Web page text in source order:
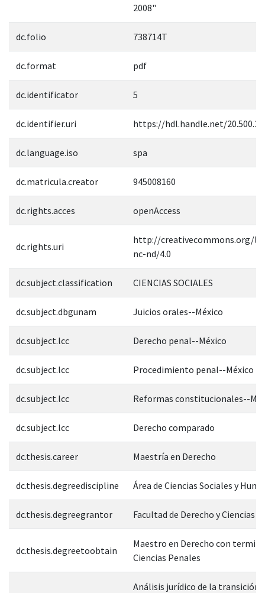
2008"
dc.folio 738714T
dc.format pdf
dc.identificator 5
dc.identifier.uri https://hdl.handle.net/
dc.language.iso spa
dc.matricula.creator 945008160
dc.rights.acces openAccess
dc.rights.uri
http://creativecommons.org/
nc-nd/4.0
dc.subject.classification CIENCIAS SOCIALES
dc.subject.dbgunam Juicios orales--México
dc.subject.lcc Derecho penal--México
dc.subject.lcc Procedimiento penal--México
dc.subject.lcc Reformas constitucionales--
dc.subject.lcc Derecho comparado
dc.thesis.career Maestría en Derecho
dc.thesis.degreediscipline Área de Ciencias Sociales y
dc.thesis.degreegrantor Facultad de Derecho y Ciencias
dc.thesis.degreetoobtain
Maestro en Derecho con
Ciencias Penales
Análisis jurídico de la transición